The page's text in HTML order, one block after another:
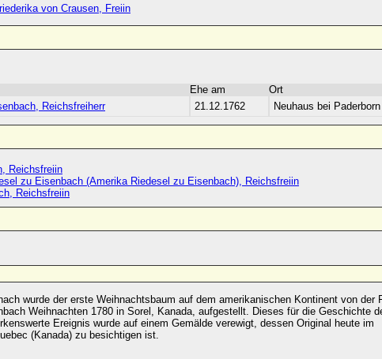
von Crausen, Freiin
Ehe am
Ort
Reichsfreiherr
21.12.1762 Neuhaus bei Paderborn
Reichsfreiin
zu Eisenbach (Amerika Riedesel zu Eisenbach), Reichsfreiin
Reichsfreiin
wurde der erste Weihnachtsbaum auf dem amerikanischen Kontinent von der
Weihnachten 1780 in Sorel, Kanada, aufgestellt. Dieses für die Geschichte
Ereignis wurde auf einem Gemälde verewigt, dessen Original heute im
(Kanada) zu besichtigen ist.